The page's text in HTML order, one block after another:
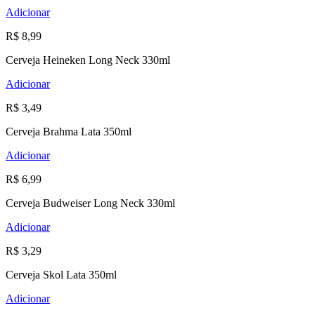
Adicionar
R$ 8,99
Cerveja Heineken Long Neck 330ml
Adicionar
R$ 3,49
Cerveja Brahma Lata 350ml
Adicionar
R$ 6,99
Cerveja Budweiser Long Neck 330ml
Adicionar
R$ 3,29
Cerveja Skol Lata 350ml
Adicionar